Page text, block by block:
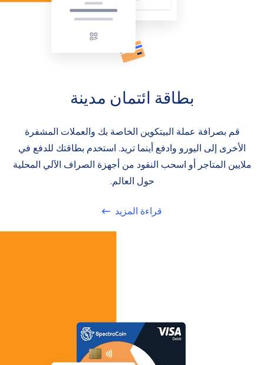
بطاقة ائتمان مدينة
قم بصرافة عملة البيتكوين الخاصة بك والعملات المشفرة
الأخرى إلى اليورو وادفع أينما تريد. استخدم بطاقتك للدفع في
ملايين المتاجر أو اسحب النقود من أجهزة الصراف الآلي المحلية
حول العالم.
قراءة المزيد